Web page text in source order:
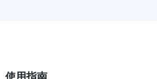
使用指南